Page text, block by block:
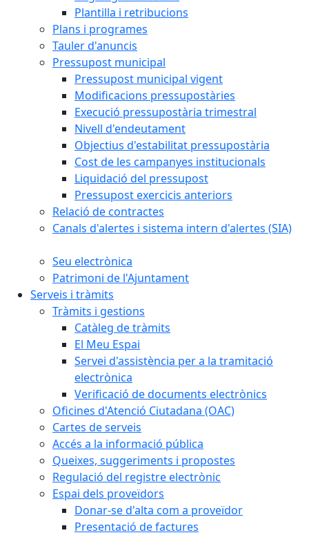
Plantilla i retribucions
Plans i programes
Tauler d'anuncis
Pressupost municipal
Pressupost municipal vigent
Modificacions pressupostàries
Execució pressupostària trimestral
Nivell d'endeutament
Objectius d'estabilitat pressupostària
Cost de les campanyes institucionals
Liquidació del pressupost
Pressupost exercicis anteriors
Relació de contractes
Canals d'alertes i sistema intern d'alertes (SIA)
Seu electrònica
Patrimoni de l'Ajuntament
Serveis i tràmits
Tràmits i gestions
Catàleg de tràmits
El Meu Espai
Servei d'assistència per a la tramitació
electrònica
Verificació de documents electrònics
Oficines d'Atenció Ciutadana (OAC)
Cartes de serveis
Accés a la informació pública
Queixes, suggeriments i propostes
Regulació del registre electrònic
Espai dels proveïdors
Donar-se d'alta com a proveïdor
Presentació de factures